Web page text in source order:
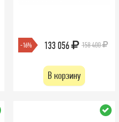
-16% 133 056 158 400
В корзину